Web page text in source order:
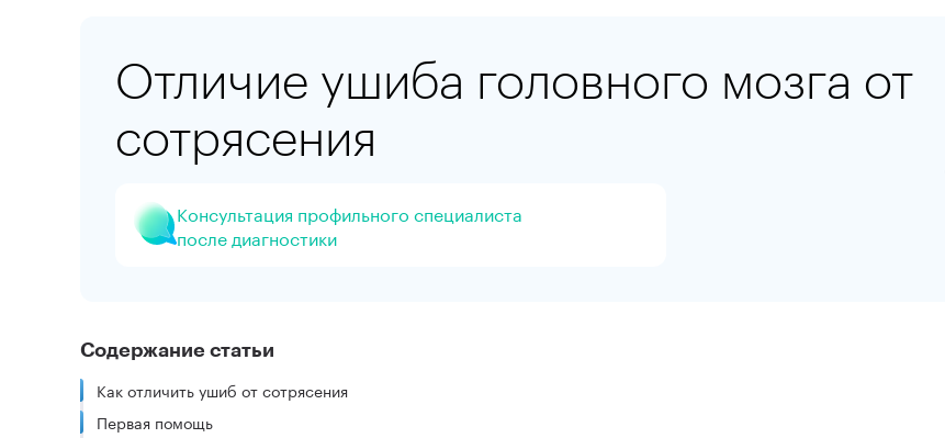
Отличие ушиба головного мозга от
сотрясения
Консультация профильного специалиста
после диагностики
Содержание статьи
Как отличить ушиб от сотрясения
Первая помощь